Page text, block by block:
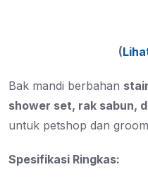
(
Bak mandi berbahan
shower set, rak sabun,
untuk petshop dan
Spesifikasi Ringkas: